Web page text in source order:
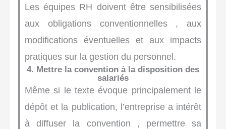
Les équipes RH doivent être sensibilisées
aux obligations conventionnelles , aux
modifications éventuelles et aux impacts
pratiques sur la gestion du personnel.
4. Mettre la convention à la disposition des
salariés
Même si le texte évoque principalement le
dépôt et la publication, l’entreprise a intérêt
à diffuser la convention , permettre sa